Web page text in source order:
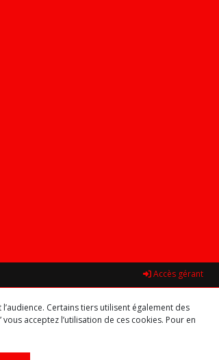
Accès gérant
Certains tiers utilisent également des
acceptez l’utilisation de ces cookies. Pour en